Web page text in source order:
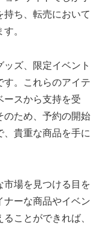
持ち、転売において
。
ズ、限定イベント
す。これらのアイテ
ースから支持を受
のため、予約の開始
貴重な商品を手に
市場を見つける目を
ナーな商品やイベン
ことができれば、